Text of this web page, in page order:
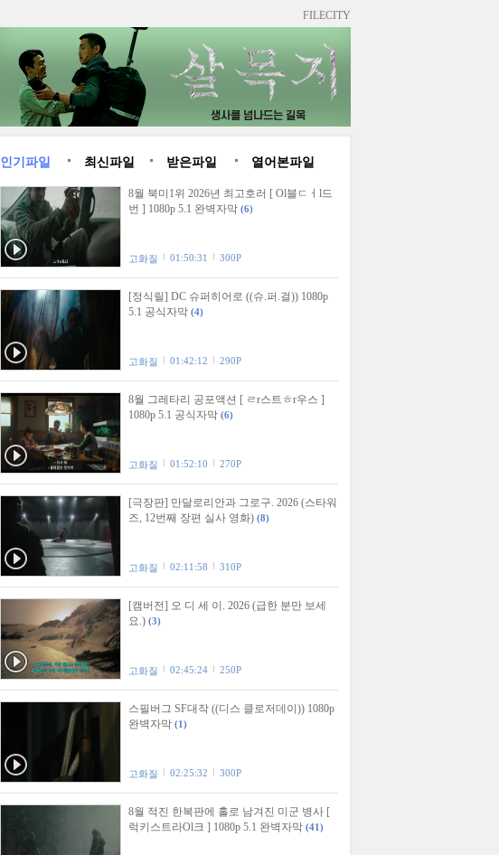
FILECITY
인기파일 최신파일 받은파일 열어본파일
8월 북미1위 2026년 최고호러 [ Ol블ㄷㅓl드
번 ] 1080p 5.1 완벽자막 (6)
고화질 01:50:31 300P
[정식릴] DC 슈퍼히어로 ((슈.퍼.걸)) 1080p
5.1 공식자막 (4)
고화질 01:42:12 290P
8월 그레타리 공포액션 [ ㄹr스트ㅎr우스 ]
1080p 5.1 공식자막 (6)
고화질 01:52:10 270P
[극장판] 만달로리안과 그로구. 2026 (스타워
즈, 12번째 장편 실사 영화) (8)
고화질 02:11:58 310P
[캠버전] 오 디 세 이. 2026 (급한 분만 보세
요.) (3)
고화질 02:45:24 250P
스필버그 SF대작 ((디스 클로저데이)) 1080p
완벽자막 (1)
고화질 02:25:32 300P
8월 적진 한복판에 홀로 남겨진 미군 병사 [
럭키스트라Ol크 ] 1080p 5.1 완벽자막 (41)